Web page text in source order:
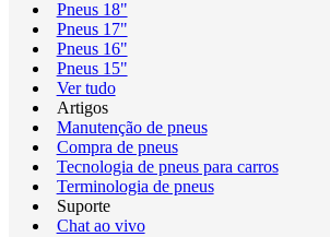
Pneus 18"
Pneus 17"
Pneus 16"
Pneus 15"
Ver tudo
Artigos
Manutenção de pneus
Compra de pneus
Tecnologia de pneus para carros
Terminologia de pneus
Suporte
Chat ao vivo